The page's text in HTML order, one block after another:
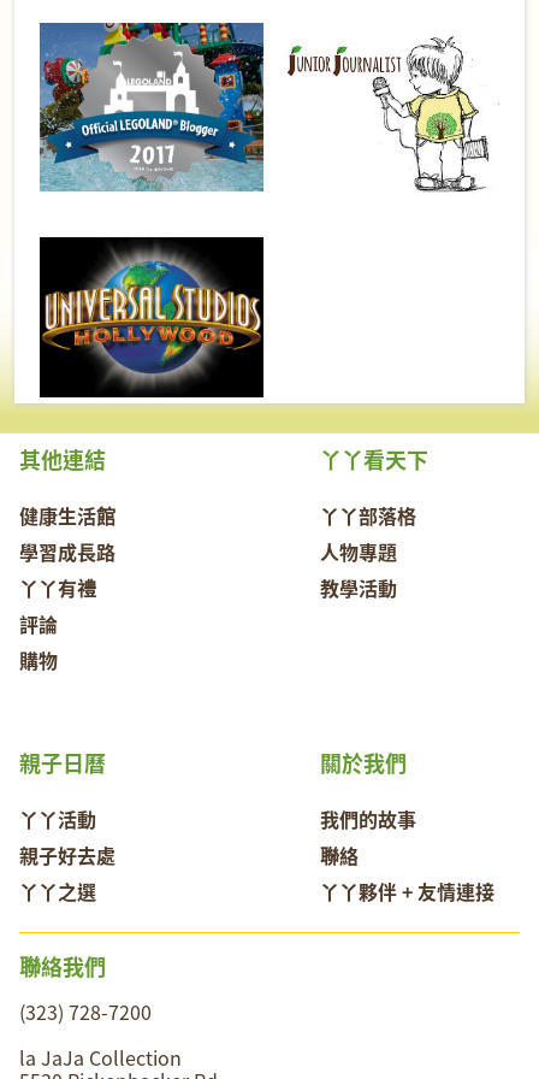
其他連結
健康生活館
學習成長路
丫丫有禮
評論
購物
丫丫看天下
丫丫部落格
人物專題
教學活動
關於我們
我們的故事
聯絡
丫丫夥伴 + 友情連接
親子日曆
丫丫活動
親子好去處
丫丫之選
聯絡我們
(323) 728-7200
la JaJa Collection